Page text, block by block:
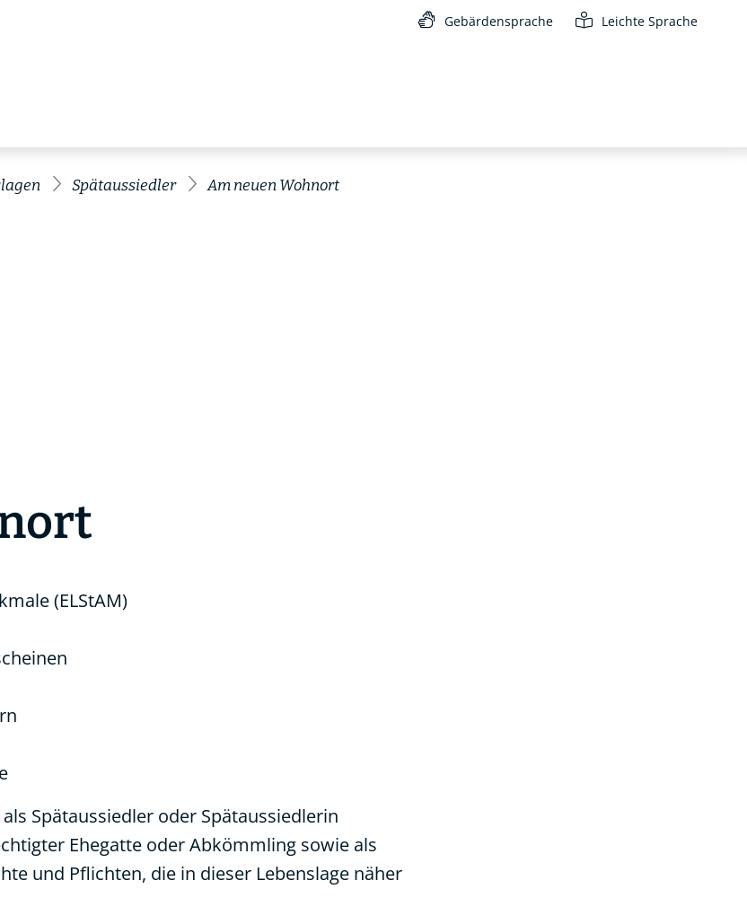
Gebärdensprache Leichte Sprache
Spätaussiedler Am neuen Wohnort
(ELStAM)
Spätaussiedler oder Spätaussiedlerin
Ehegatte oder Abkömmling sowie als
und Pflichten, die in dieser Lebenslage näher